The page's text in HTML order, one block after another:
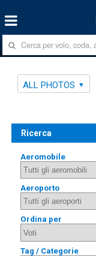
ALL PHOTOS
Ricerca
Aeromobile
Aeroporto
Ordina per
Tag / Categorie